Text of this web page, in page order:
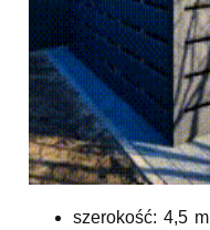
szerokość: 4,5 m